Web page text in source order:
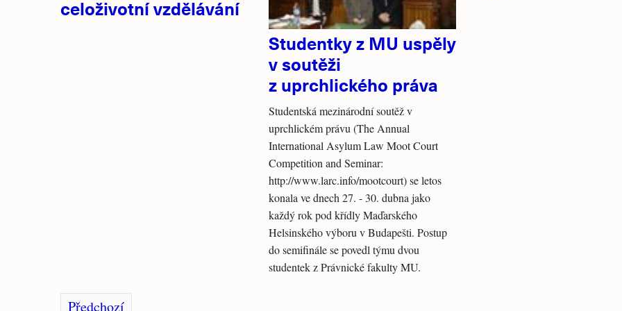
celoživotní vzdělávání
Studentky z MU uspěly
v soutěži
z uprchlického práva
Studentská mezinárodní soutěž v
uprchlickém právu (The Annual
International Asylum Law Moot Court
Competition and Seminar:
http://www.larc.info/mootcourt) se letos
konala ve dnech 27. - 30. dubna jako
každý rok pod křídly Maďarského
Helsinského výboru v Budapešti. Postup
do semifinále se povedl týmu dvou
studentek z Právnické fakulty MU.
Předchozí